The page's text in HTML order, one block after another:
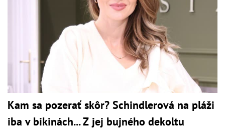
Kam sa pozerať skôr? Schindlerová na pláži
iba v bikinách... Z jej bujného dekoltu